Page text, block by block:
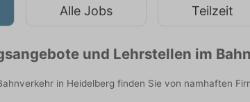
Alle Jobs Teilzeit
und Lehrstellen im
in Heidelberg finden Sie von namhaften